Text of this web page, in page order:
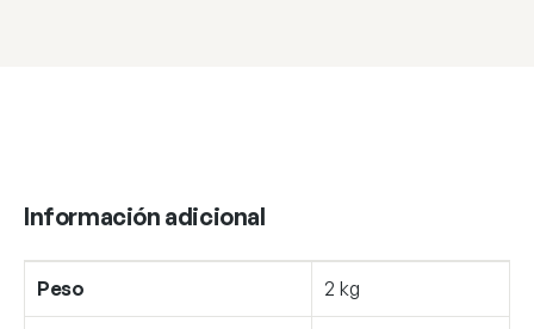
Información adicional
Peso 2 kg